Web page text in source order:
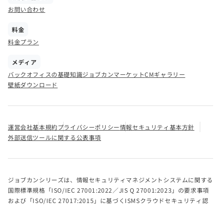
お問い合わせ
料金
料金プラン
メディア
バックオフィスの基礎知識ジョブカンマーケットCMギャラリー
壁紙ダウンロード
運営会社基本規約プライバシーポリシー情報セキュリティ基本方針
外部送信ツールに関する公表事項
ジョブカンシリーズは、情報セキュリティマネジメントシステムに関する
国際標準規格「ISO/IEC 27001:2022／JIS Q 27001:2023」の要求事項
および「ISO/IEC 27017:2015」に基づくISMSクラウドセキュリティ認